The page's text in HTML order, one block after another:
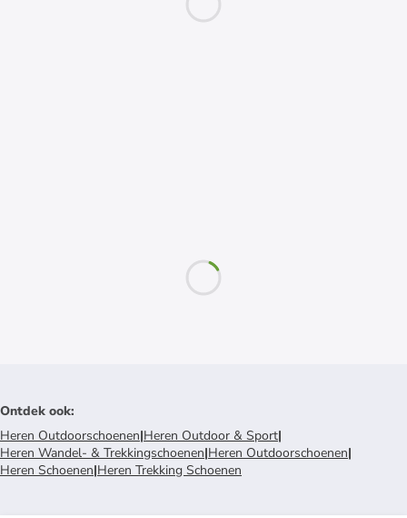
Ontdek ook:
Heren Outdoorschoenen|Heren Outdoor & Sport|
Heren Wandel- & Trekkingschoenen|Heren Outdoorschoenen|
Heren Schoenen|Heren Trekking Schoenen